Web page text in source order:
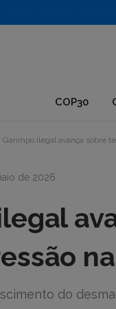
COP30
Garimpo ilegal avança sobre
de 2026
do